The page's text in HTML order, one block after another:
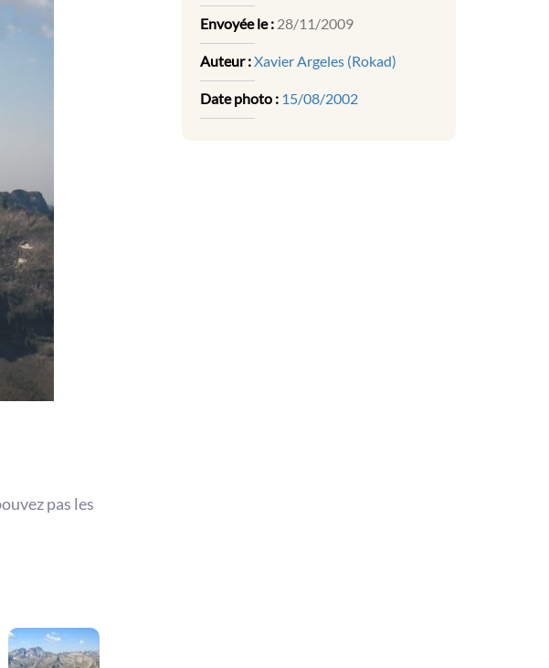
pas les
Envoyée le : 28/11/2009
Auteur :Xavier Argeles (Rokad)
Date photo : 15/08/2002